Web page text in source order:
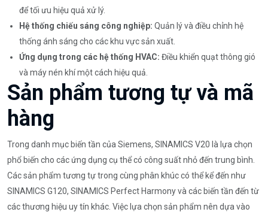
để tối ưu hiệu quả xử lý.
Hệ thống chiếu sáng công nghiệp: Quản lý và điều chỉnh hệ
thống ánh sáng cho các khu vực sản xuất.
Ứng dụng trong các hệ thống HVAC: Điều khiển quạt thông gió
và máy nén khí một cách hiệu quả.
Sản phẩm tương tự và mã
hàng
Trong danh mục biến tần của Siemens, SINAMICS V20 là lựa chọn
phổ biến cho các ứng dụng cụ thể có công suất nhỏ đến trung bình.
Các sản phẩm tương tự trong cùng phân khúc có thể kể đến như
SINAMICS G120, SINAMICS Perfect Harmony và các biến tần đến từ
các thương hiệu uy tín khác. Việc lựa chọn sản phẩm nên dựa vào